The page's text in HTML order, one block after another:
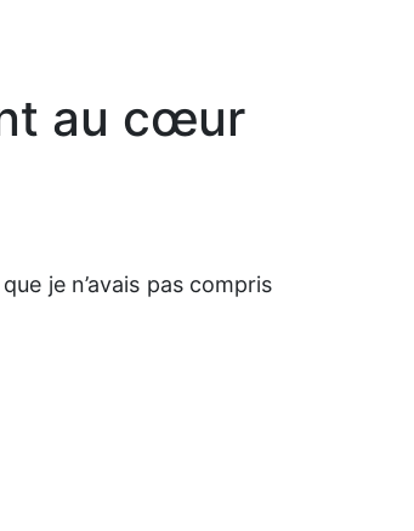
au cœur
je n’avais pas compris